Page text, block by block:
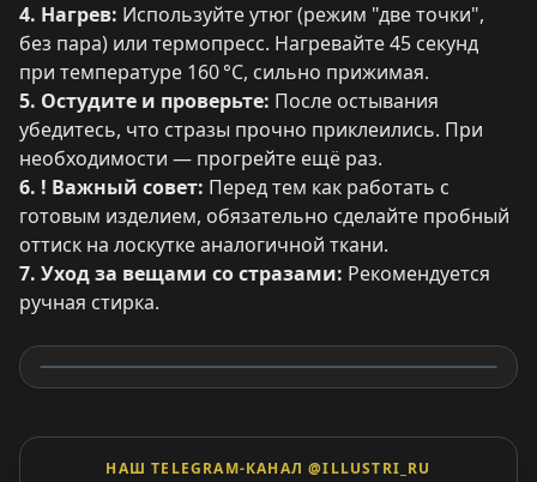
4. Нагрев: Используйте утюг (режим "две точки",
без пара) или термопресс. Нагревайте 45 секунд
при температуре 160 °C, сильно прижимая.
5. Остудите и проверьте: После остывания
убедитесь, что стразы прочно приклеились. При
необходимости — прогрейте ещё раз.
6. ! Важный совет: Перед тем как работать с
готовым изделием, обязательно сделайте пробный
оттиск на лоскутке аналогичной ткани.
7. Уход за вещами со стразами: Рекомендуется
ручная стирка.
НАШ TELEGRAM-КАНАЛ @ILLUSTRI_RU